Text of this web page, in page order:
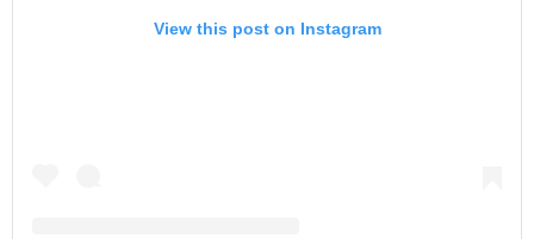
View this post on Instagram